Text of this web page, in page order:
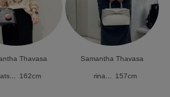
Thavasa
162cm
Samantha Thavasa
rina... 157cm